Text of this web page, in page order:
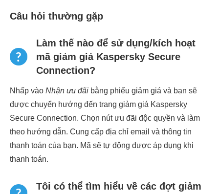
Câu hỏi thường gặp
Làm thế nào để sử dụng/kích hoạt
mã giảm giá Kaspersky Secure
Connection?
Nhấp vào Nhận ưu đãi bằng phiếu giảm giá và bạn sẽ
được chuyển hướng đến trang giảm giá Kaspersky
Secure Connection. Chọn nút ưu đãi độc quyền và làm
theo hướng dẫn. Cung cấp địa chỉ email và thông tin
thanh toán của bạn. Mã sẽ tự động được áp dụng khi
thanh toán.
Tôi có thể tìm hiểu về các đợt giảm